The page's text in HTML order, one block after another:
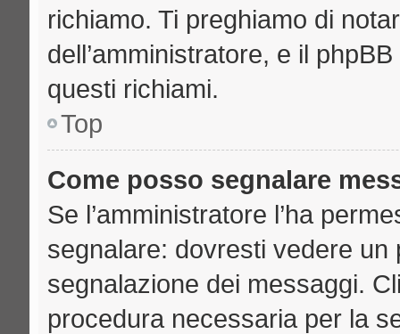
richiamo. Ti preghiamo di
dell’amministratore, e il
questi richiami.
Top
Come posso segnalare
Se l’amministratore l’ha
segnalare: dovresti vedere
segnalazione dei messaggi.
procedura necessaria per la